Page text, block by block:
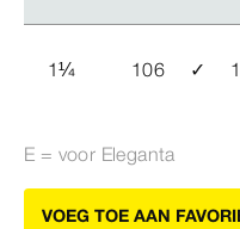
1¼ 106 ✓ 1
E = voor Eleganta
VOEG TOE AAN